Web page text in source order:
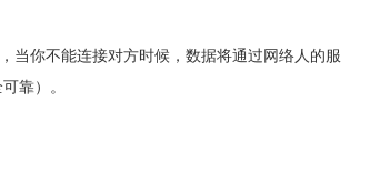
当你不能连接对方时候，数据将通过网络人的服
靠）。